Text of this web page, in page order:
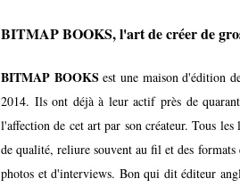
BITMAP BOOKS, l'art de créer de
BITMAP BOOKS est une maison d'édition
2014. Ils ont déjà à leur actif près de
l'affection de cet art par son créateur. Tous
de qualité, reliure souvent au fil et des
photos et d'interviews. Bon qui dit éditeur